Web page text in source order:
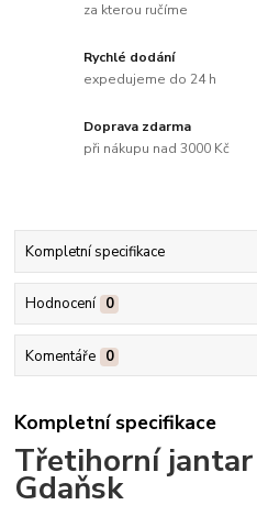
za kterou ručíme
Rychlé dodání
expedujeme do 24 h
Doprava zdarma
při nákupu nad 3000 Kč
Kompletní specifikace
Hodnocení 0
Komentáře 0
Kompletní specifikace
Třetihorní
Gdaňsk